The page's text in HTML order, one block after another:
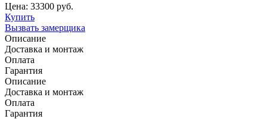
Цена: 33300 руб.
Купить
Вызвать замерщика
Описание
Доставка и монтаж
Оплата
Гарантия
Описание
Доставка и монтаж
Оплата
Гарантия